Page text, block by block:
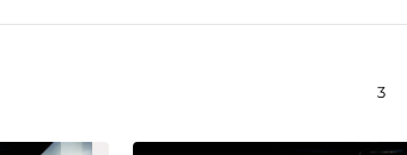
3